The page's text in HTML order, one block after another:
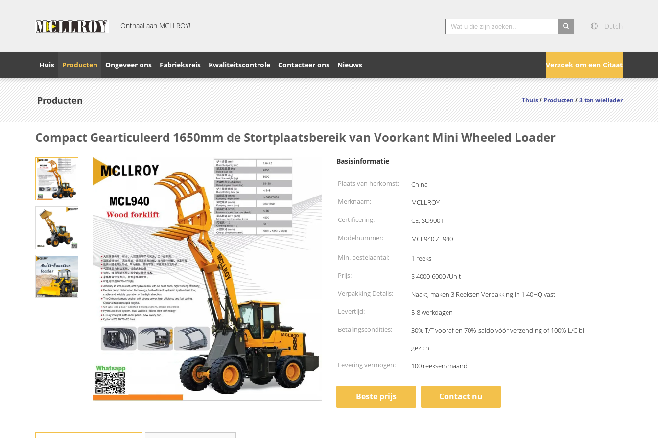
Onthaal aan MCLLROY!
Dutch
Verzoek om een Citaat
Huis Producten Ongeveer ons Fabrieksreis Kwaliteitscontrole Contacteer ons Nieuws
Producten Thuis/Producten/3 ton wiellader
Compact Gearticuleerd 1650mm de Stortplaatsbereik van Voorkant Mini Wheeled Loader
Basisinformatie
Plaats van herkomst:
China
Merknaam:
MCLLROY
Certificering:
CE,ISO9001
Modelnummer:
MCL940 ZL940
Min. bestelaantal:
1 reeks
Prijs:
$ 4000-6000 /Unit
Verpakking Details:
Naakt, maken 3 Reeksen Verpakking in 1 40HQ vast
Levertijd:
5-8 werkdagen
Betalingscondities:
30% T/T vooraf en 70%-saldo vóór verzending of 100% L/C bij
gezicht
Levering vermogen:
100 reeksen/maand
Beste prijs Contact nu